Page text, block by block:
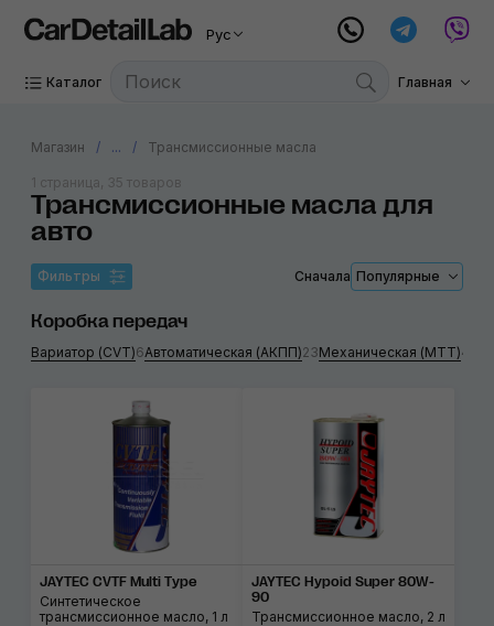
Рус
Каталог Главная
Магазин ... Трансмиссионные масла
Трансмиссионные масла для
авто
1 страница, 35 товаров
Фильтры Сначала Популярные
Коробка передач
Вариатор (CVT)6Автоматическая (АКПП)23Механическая (МТТ)4
JAYTEC CVTF Multi Type
Синтетическое
трансмиссионное масло, 1 л
JAYTEC Hypoid Super 80W-
90
Трансмиссионное масло, 2 л